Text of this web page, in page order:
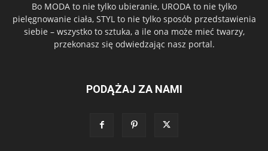
Bo MODA to nie tylko ubieranie, URODA to nie tylko
pielęgnowanie ciała, STYL to nie tylko sposób przedstawienia
siebie – wszystko to sztuka, a ile ona może mieć twarzy,
przekonasz się odwiedzając nasz portal.
PODĄŻAJ ZA NAMI